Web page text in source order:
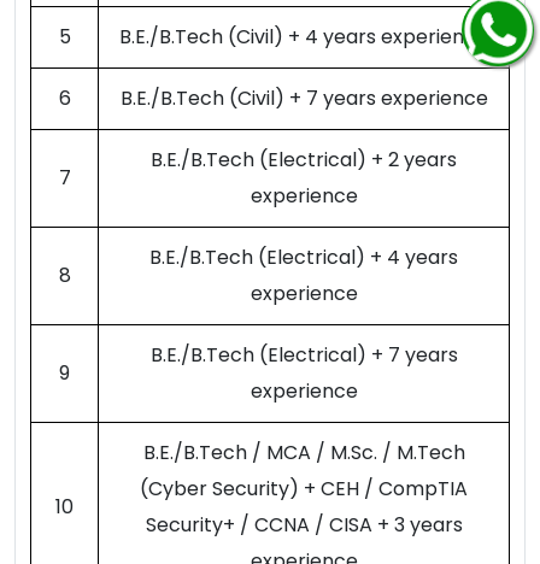
5 B.E./B.Tech (Civil) + 4 years experience
6 B.E./B.Tech (Civil) + 7 years experience
7
B.E./B.Tech (Electrical) + 2 years
experience
8
B.E./B.Tech (Electrical) + 4 years
experience
9
B.E./B.Tech (Electrical) + 7 years
experience
10
B.E./B.Tech / MCA / M.Sc. / M.Tech
(Cyber Security) + CEH / CompTIA
Security+ / CCNA / CISA + 3 years